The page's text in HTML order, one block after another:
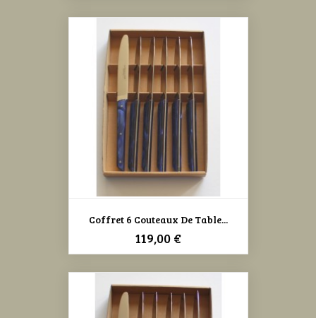
Coffret 6 Couteaux De Table...
Prix
119,00 €